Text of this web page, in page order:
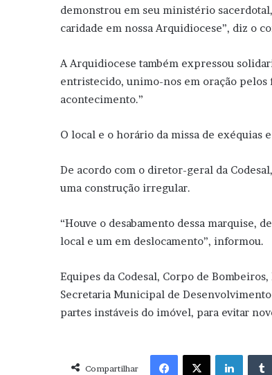
demonstrou em seu ministério
caridade em nossa Arquidiocese”, diz o
A Arquidiocese também expressou
entristecido, unimo-nos em oração
acontecimento.”
O local e o horário da missa de exéquias
De acordo com o diretor-geral da
uma construção irregular.
“Houve o desabamento dessa marquise,
local e um em deslocamento”, informou.
Equipes da Codesal, Corpo de
Secretaria Municipal de
partes instáveis do imóvel, para evitar
Compartilhar
Facebook X Linkedin